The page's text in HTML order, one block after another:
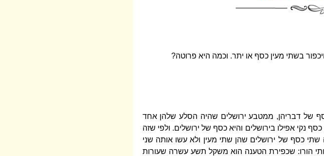
בשתי מעין כסף או יתר. וכמה היא פרוטה?
של דבריהן, ממטבע ירושלים שהיה הסלע שלהן אחד
אפילו בירושלים והיא כסף של ירושלים. ולפי שזה
כסף של ירושלים שהן שתי מעין ולא עשו אותה שני
הורו: שכפירת הטענה הוא משקל תשע עשרה שעורות